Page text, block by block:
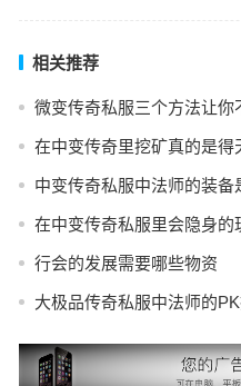
相关推荐
微变传奇私服三个方法让你
在中变传奇里挖矿真的是得
中变传奇私服中法师的装备
在中变传奇私服里会隐身的
行会的发展需要哪些物资
大极品传奇私服中法师的